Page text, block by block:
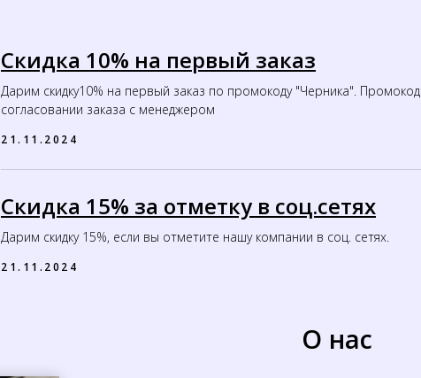
Скидка 10% на первый заказ
Дарим скидку10% на первый заказ по промокоду "Черника".
согласовании заказа с менеджером
21.11.2024
Скидка 15% за отметку в соц.сетях
Дарим скидку 15%, если вы отметите нашу компании в соц. сетях.
21.11.2024
О нас